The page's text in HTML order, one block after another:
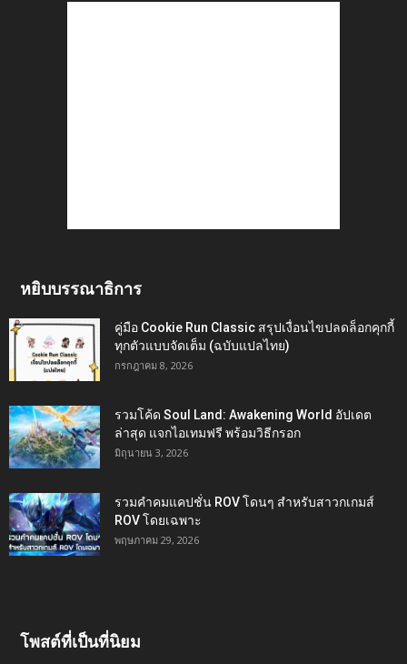
หยิบบรรณาธิการ
คู่มือ Cookie Run Classic สรุปเงื่อนไขปลดล็อกคุกกี้
ทุกตัวแบบจัดเต็ม (ฉบับแปลไทย)
กรกฎาคม 8, 2026
รวมโค้ด Soul Land: Awakening World อัปเดต
ล่าสุด แจกไอเทมฟรี พร้อมวิธีกรอก
มิถุนายน 3, 2026
รวมคำคมแคปชั่น ROV โดนๆ สำหรับสาวกเกมส์
ROV โดยเฉพาะ
พฤษภาคม 29, 2026
โพสต์ที่เป็นที่นิยม